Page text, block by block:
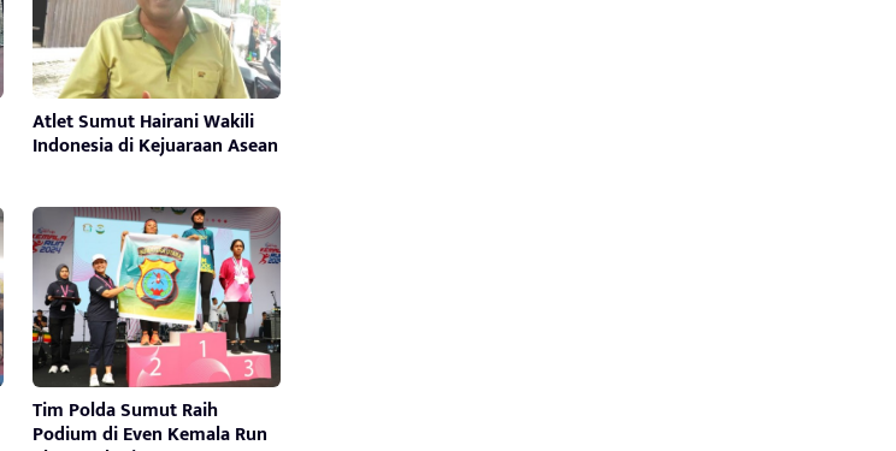
Atlet Sumut Hairani Wakili
Indonesia di Kejuaraan Asean
Tim Polda Sumut Raih
Podium di Even Kemala Run